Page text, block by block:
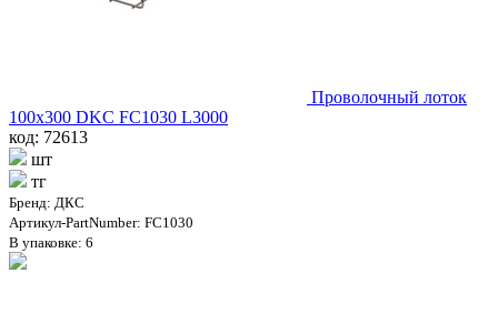
Проволочный лоток
100х300 DKC FC1030 L3000
код: 72613
шт
тг
Бренд: ДКС
Артикул-PartNumber: FC1030
В упаковке: 6